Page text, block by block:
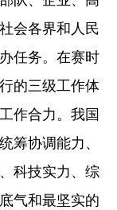
会各界和人民
任务。在赛时
的三级工作体
作合力。我国
筹协调能力、
科技实力、综
气和最坚实的